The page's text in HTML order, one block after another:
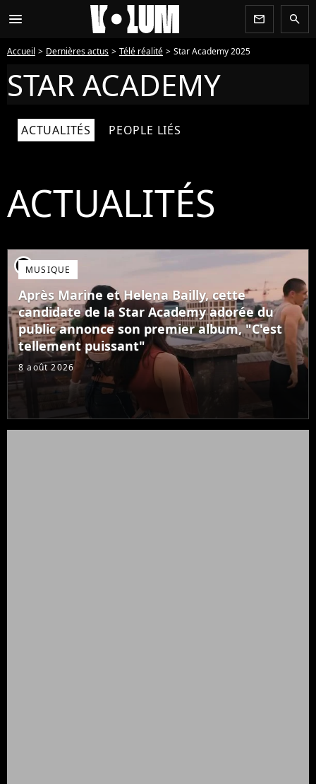
menu newsletter search
Accueil Dernières actus Télé réalité Star Academy 2025
STAR ACADEMY
ACTUALITÉS PEOPLE LIÉS
ACTUALITÉS
player2MUSIQUE
Après Marine et Helena Bailly, cette
candidate de la Star Academy adorée du
public annonce son premier album, "C'est
tellement puissant"
8 août 2026